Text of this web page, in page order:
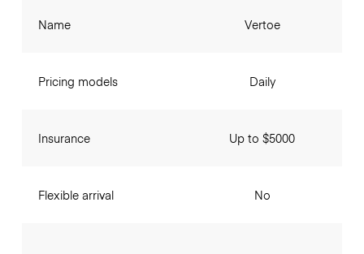
Name
Pricing models
Insurance
Flexible arrival
Vertoe
Daily
Up to $5000
No